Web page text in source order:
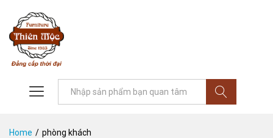
Home / phòng khách